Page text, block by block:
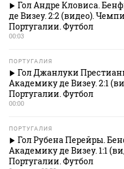
Гол Андре Кловиса.
де Визеу. 2:2 (видео).
Португалии. Футбол
00:03
ПОРТУГАЛИЯ
Гол Джанлуки
Академику де Визеу. 2:1
Португалии. Футбол
00:00
ПОРТУГАЛИЯ
Гол Рубена Перейры.
Академику де Визеу. 1:1
Португалии. Футбол